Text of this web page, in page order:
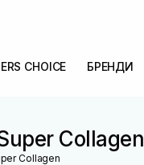
CHOICE БРЕНДИ
Super Collagen
Collagen